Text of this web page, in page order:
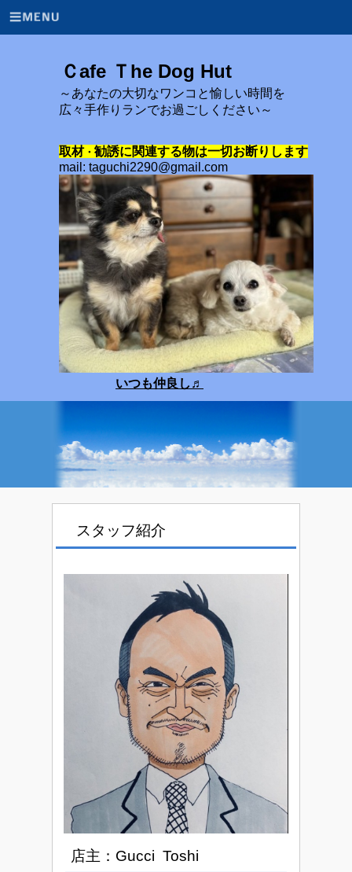
Ｃafe Ｔhe Dog Hut
～あなたの大切なワンコと愉しい時間を
広々手作りランでお過ごしください～
取材・ 勧誘に関連する物は一切お断りします
mail: taguchi2290@gmail.com
いつも仲良し ♬
スタッフ紹介
店主：Gucci Toshi